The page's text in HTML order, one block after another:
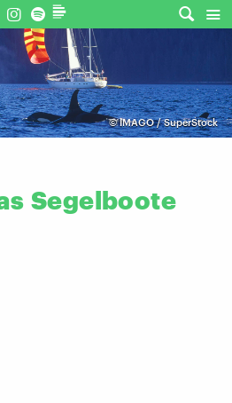
©IMAGO / SuperStock
Segelboote